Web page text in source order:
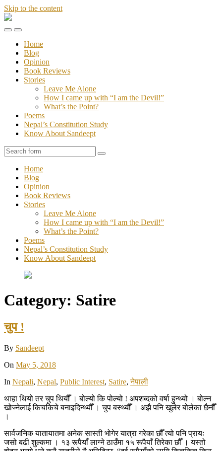
Skip to the content
Stories
Toggle
mobile
menu
Toggle
the
search
field
Home
Blog
Opinion
Book Reviews
Stories
Leave Me Alone
How I came up with “I am the Devil!”
What’s the Point?
Poems
Nepal’s Constitution Study
Know About Sandeept
Search
Home
Blog
Opinion
Book Reviews
Stories
Leave Me Alone
How I came up with “I am the Devil!”
What’s the Point?
Poems
Nepal’s Constitution Study
Know About Sandeept
Category: Satire
चुप !
By Sandeept
On May 5, 2018
In Nepali, Nepal, Public Interest, Satire,नेपाली
थाहा थियो तर चुप थियौँ । बोल्यो कि पोल्यो ! अपशब्दको वर्षा हुन्थ्यो । बोल्न
खोज्नेलाई किचकिचे बनाइदिन्थ्यौँ । चुप बस्थ्यौँ । अझै पनि खुलेर बोलेका छैनौँ
।
सार्वजनिक यातायातमा अनेक सास्ती भोगेर यात्रा गरेका छौँ त्यो पनि प्रायः
जसो बढी शुल्कमा । १३ रूपैयाँ लाग्ने ठाउँमा १५ रूपैयाँ तिरेका छौँ । यस्तो